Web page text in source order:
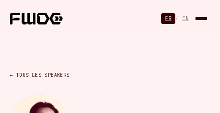
FR / EN
← TOUS LES SPEAKERS